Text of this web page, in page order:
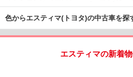
色からエスティマ(トヨタ)の中古車を探
エスティマの新着